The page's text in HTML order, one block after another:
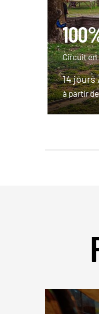
Circuit
14 jours
à partir